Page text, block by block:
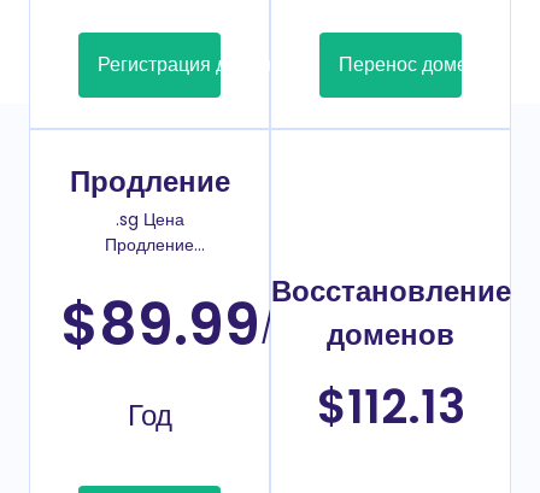
Регистрация домена Перенос домена
Продление
.sg Цена
Продление
$89.99/
Год
Восстановление
доменов
$112.13